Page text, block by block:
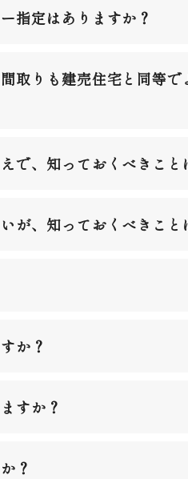
指定はありますか？
取りも建売住宅と同等
で、知っておくべきこと
が、知っておくべきこと
か？
すか？
？